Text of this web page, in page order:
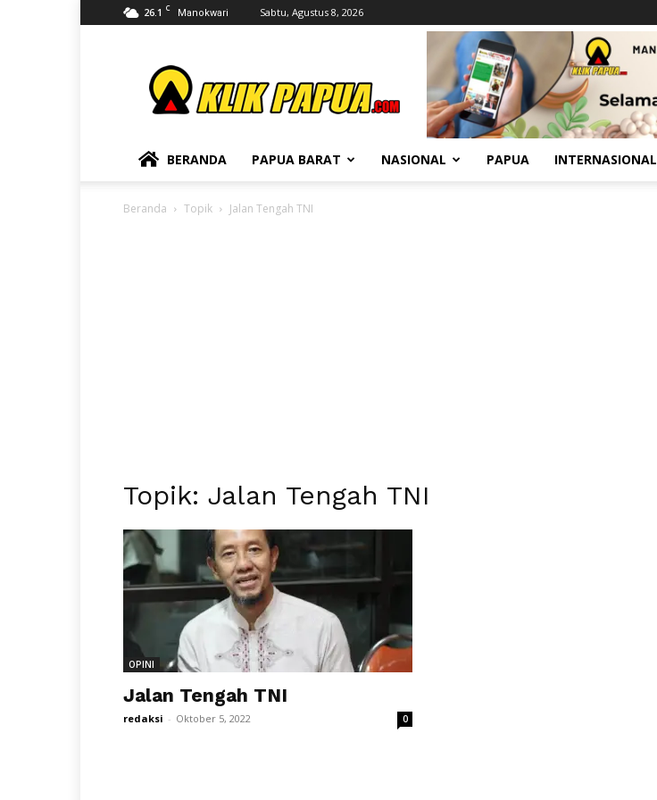
26.1 C Manokwari Sabtu, Agustus 8, 2026
BERANDA PAPUA BARAT NASIONAL PAPUA INTERNASIONAL
Beranda Topik Jalan Tengah TNI
Topik: Jalan Tengah TNI
OPINI
Jalan Tengah TNI
redaksi - Oktober 5, 2022 0